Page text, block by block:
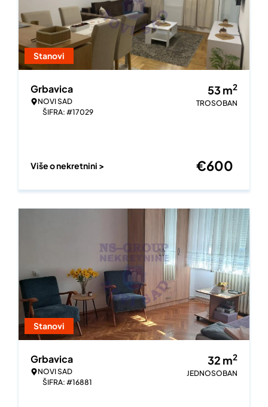
Stanovi
Grbavica
NOVI SAD
ŠIFRA: #17029
53 m2
TROSOBAN
Više o nekretnini > €600
Stanovi
Grbavica
NOVI SAD
ŠIFRA: #16881
32 m2
JEDNOSOBAN